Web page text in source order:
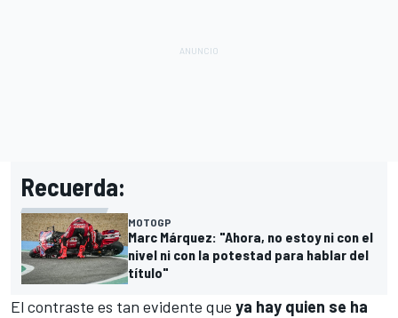
Recuerda:
MOTOGP
Marc Márquez: "Ahora, no estoy ni con el
nivel ni con la potestad para hablar del
título"
El contraste es tan evidente que ya hay quien se ha